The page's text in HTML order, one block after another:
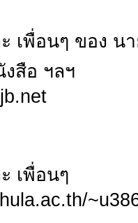
เพื่อนๆ ของ น
สือ ฯลฯ
เพื่อนๆ